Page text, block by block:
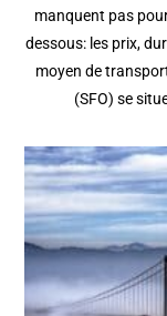
manquent pas
dessous: les prix,
moyen de
(SFO) se